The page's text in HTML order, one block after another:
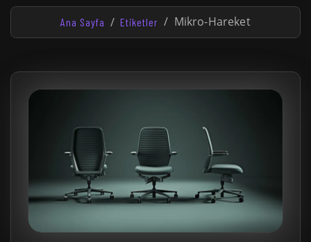
Ana Sayfa Etiketler Mikro-Hareket